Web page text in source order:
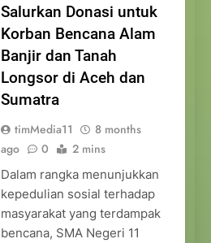
Salurkan Donasi untuk
Korban Bencana Alam
Banjir dan Tanah
Longsor di Aceh dan
Sumatra
timMedia11
8 months
ago
0 2 mins
Dalam rangka menunjukkan
kepedulian sosial terhadap
masyarakat yang terdampak
bencana, SMA Negeri 11